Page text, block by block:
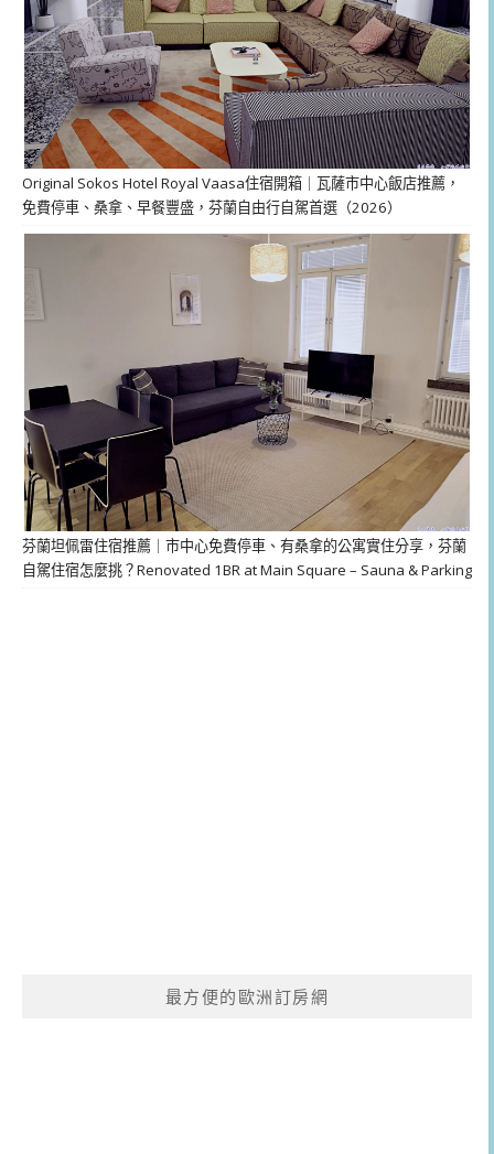
Original Sokos Hotel Royal Vaasa住宿開箱｜瓦薩市中心飯店推薦，
免費停車、桑拿、早餐豐盛，芬蘭自由行自駕首選（2026）
芬蘭坦佩雷住宿推薦｜市中心免費停車、有桑拿的公寓實住分享，芬蘭
自駕住宿怎麼挑？Renovated 1BR at Main Square – Sauna & Parking
最方便的歐洲訂房網